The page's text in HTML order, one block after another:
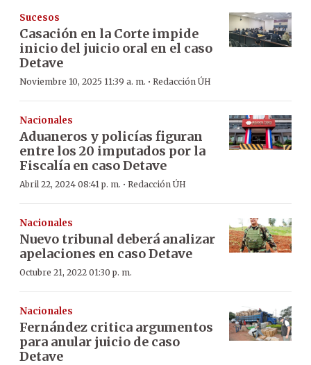
Sucesos
Casación en la Corte impide
inicio del juicio oral en el caso
Detave
Noviembre 10, 2025 11:39 a. m. · Redacción ÚH
Nacionales
Aduaneros y policías figuran
entre los 20 imputados por la
Fiscalía en caso Detave
Abril 22, 2024 08:41 p. m. · Redacción ÚH
Nacionales
Nuevo tribunal deberá analizar
apelaciones en caso Detave
Octubre 21, 2022 01:30 p. m.
Nacionales
Fernández critica argumentos
para anular juicio de caso
Detave